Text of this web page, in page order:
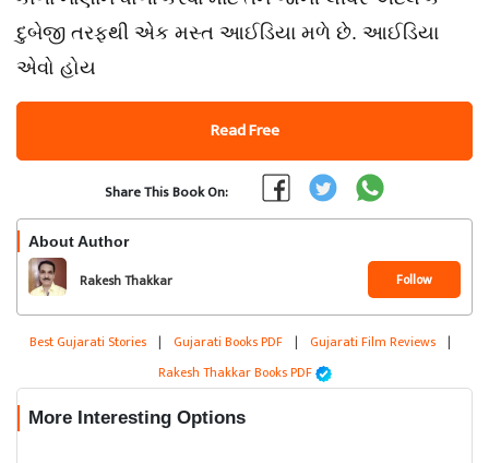
દુબેજી તરફથી એક મસ્ત આઈડિયા મળે છે. આઈડિયા
એવો હોય
Read Free
Share This Book On:
About Author
Rakesh Thakkar Follow
Best Gujarati Stories | Gujarati Books PDF | Gujarati Film Reviews |
Rakesh Thakkar Books PDF
More Interesting Options